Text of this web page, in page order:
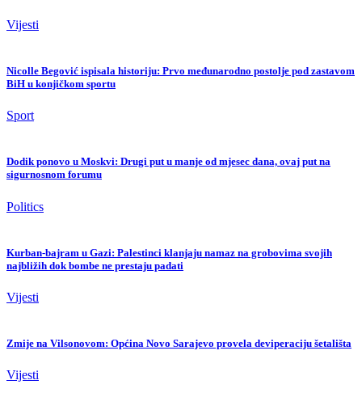
Vijesti
Nicolle Begović ispisala historiju: Prvo međunarodno postolje pod zastavom
BiH u konjičkom sportu
Sport
Dodik ponovo u Moskvi: Drugi put u manje od mjesec dana, ovaj put na
sigurnosnom forumu
Politics
Kurban-bajram u Gazi: Palestinci klanjaju namaz na grobovima svojih
najbližih dok bombe ne prestaju padati
Vijesti
Zmije na Vilsonovom: Općina Novo Sarajevo provela deviperaciju šetališta
Vijesti